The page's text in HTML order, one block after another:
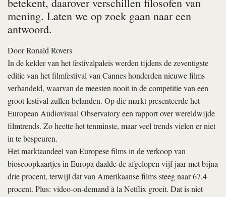
betekent, daarover verschillen filosofen van
mening. Laten we op zoek gaan naar een
antwoord.
DoorRonald Rovers
In de kelder van het festivalpaleis werden tijdens de zeventigste
editie van het filmfestival van Cannes honderden nieuwe films
verhandeld, waarvan de meesten nooit in de competitie van een
groot festival zullen belanden. Op die markt presenteerde het
European Audiovisual Observatory een rapport over wereldwijde
filmtrends. Zo heette het tenminste, maar veel trends vielen er niet
in te bespeuren.
Het marktaandeel van Europese films in de verkoop van
bioscoopkaartjes in Europa daalde de afgelopen vijf jaar met bijna
drie procent, terwijl dat van Amerikaanse films steeg naar 67,4
procent. Plus: video-on-demand à la Netflix groeit. Dat is niet